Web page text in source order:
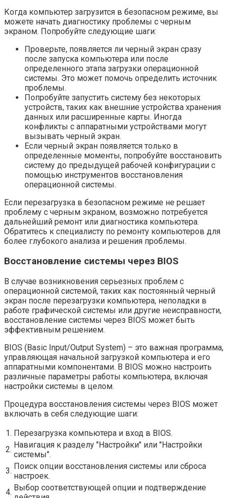
Когда компьютер загрузится в безопасном режиме, вы
можете начать диагностику проблемы с черным
экраном. Попробуйте следующие шаги:
Проверьте, появляется ли черный экран сразу
после запуска компьютера или после
определенного этапа загрузки операционной
системы. Это может помочь определить источник
проблемы.
Попробуйте запустить систему без некоторых
устройств, таких как внешние устройства хранения
данных или расширенные карты. Иногда
конфликты с аппаратными устройствами могут
вызывать черный экран.
Если черный экран появляется только в
определенные моменты, попробуйте восстановить
систему до предыдущей рабочей конфигурации с
помощью инструментов восстановления
операционной системы.
Если перезагрузка в безопасном режиме не решает
проблему с черным экраном, возможно потребуется
дальнейший ремонт или диагностика компьютера.
Обратитесь к специалисту по ремонту компьютеров для
более глубокого анализа и решения проблемы.
Восстановление системы через BIOS
В случае возникновения серьезных проблем с
операционной системой, таких как постоянный черный
экран после перезагрузки компьютера, неполадки в
работе графической системы или другие неисправности,
восстановление системы через BIOS может быть
эффективным решением.
BIOS (Basic Input/Output System) – это важная программа,
управляющая начальной загрузкой компьютера и его
аппаратными компонентами. В BIOS можно настроить
различные параметры работы компьютера, включая
настройки системы в целом.
Процедура восстановления системы через BIOS может
включать в себя следующие шаги:
1. Перезагрузка компьютера и вход в BIOS.
2. Навигация к разделу "Настройки" или "Настройки
системы".
3. Поиск опции восстановления системы или сброса
настроек.
4. Выбор соответствующей опции и подтверждение